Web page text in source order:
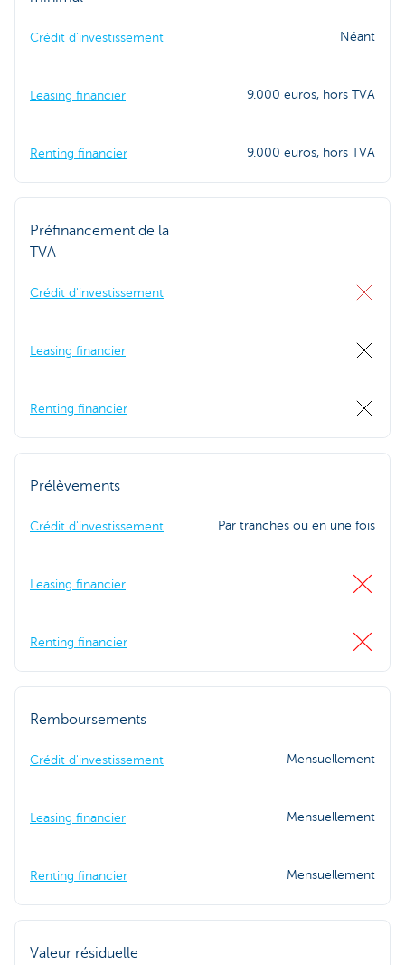
Crédit d'investissement Néant
Leasing financier 9.000 euros, hors TVA
Renting financier 9.000 euros, hors TVA
Préfinancement de la
TVA
Crédit d'investissement
Leasing financier
Renting financier
Prélèvements
Crédit d'investissement Par tranches ou en une fois
Leasing financier
Renting financier
Remboursements
Crédit d'investissement Mensuellement
Leasing financier Mensuellement
Renting financier Mensuellement
Valeur résiduelle